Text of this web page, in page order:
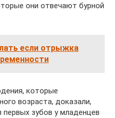
они отвечают бурной
если отрыжка
которые
возраста, доказали,
зубов у младенцев